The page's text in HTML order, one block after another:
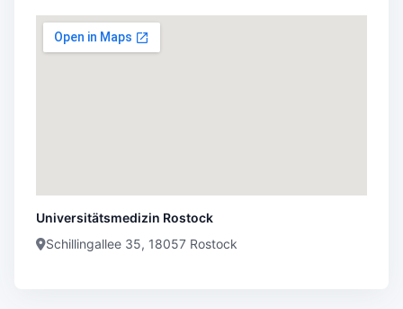
Universitätsmedizin Rostock
Schillingallee 35, 18057 Rostock